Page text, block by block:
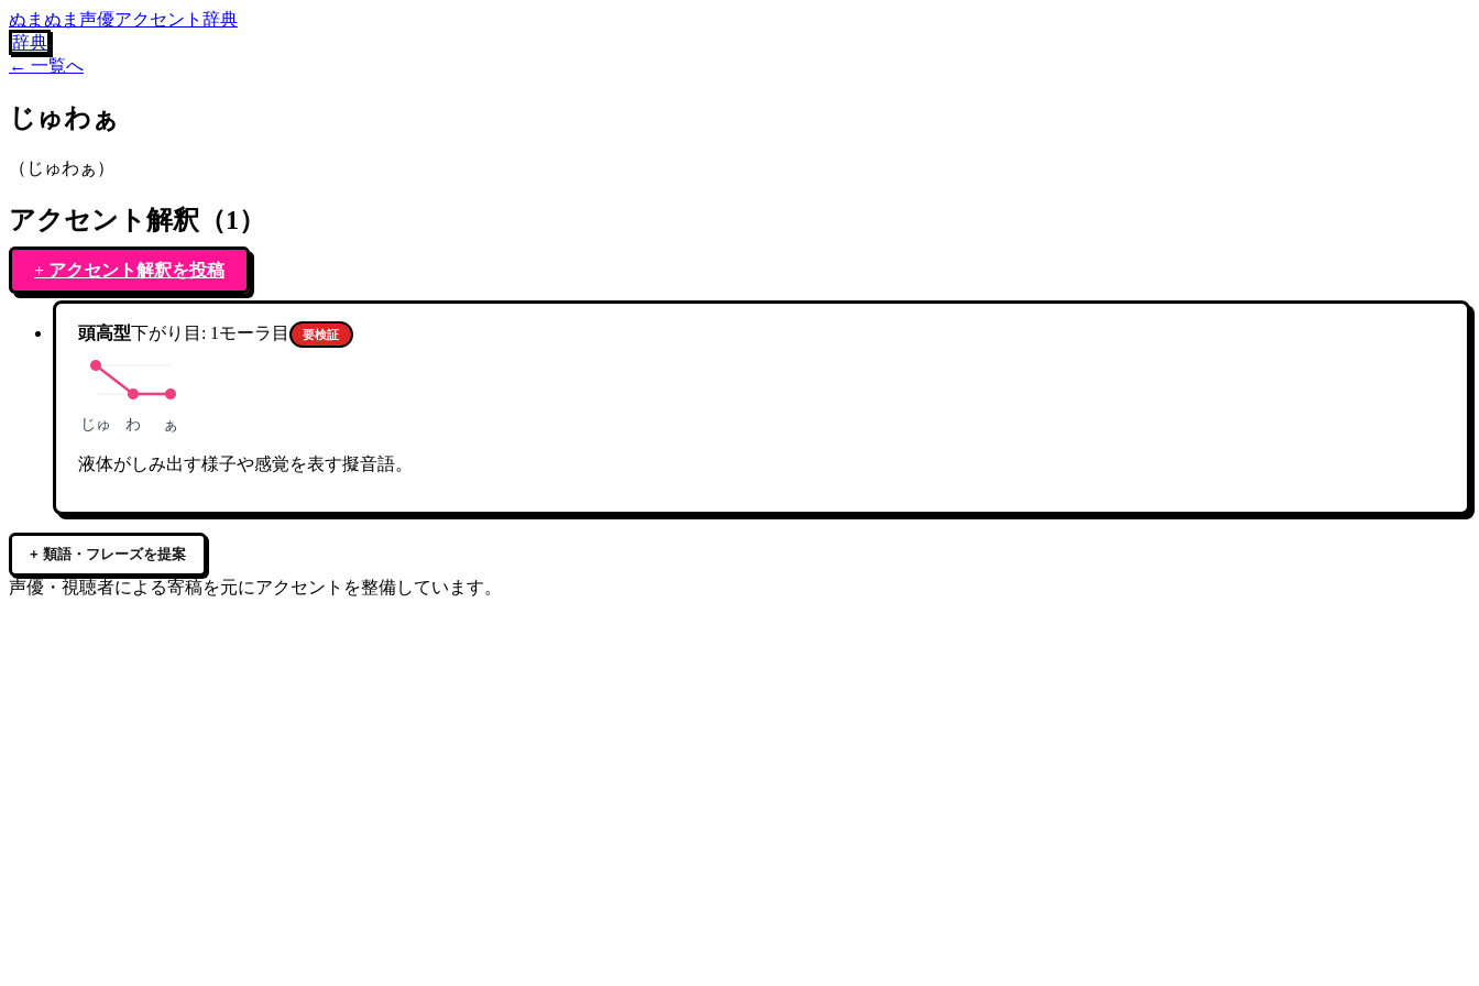
ぬまぬま声優アクセント辞典
辞典
← 一覧へ
じゅわぁ
（ じゅわぁ ）
アクセント解釈（1）
+ アクセント解釈を投稿
頭高型下がり目: 1 モーラ目 要検証
じゅ わ ぁ
液体がしみ出す様子や感覚を表す擬音語。
+ 類語・フレーズを提案
声優・視聴者による寄稿を元にアクセントを整備しています。